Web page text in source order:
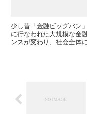
少し昔「金融ビッグバン
に行なわれた大規模な金
ンスが変わり、社会全体